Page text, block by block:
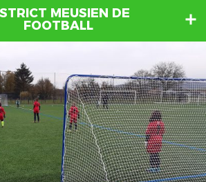
MEUSIEN DE
FOOTBALL